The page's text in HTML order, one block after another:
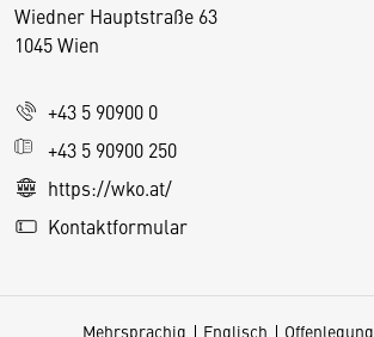
Wiedner Hauptstraße 63
1045 Wien
+43 5 90900 0
+43 5 90900 250
https://wko.at/
Kontaktformular
Mehrsprachig Englisch Offenlegung
D
s
e
S
e